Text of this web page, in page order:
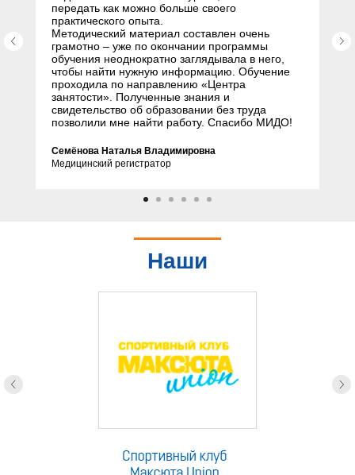
передать как можно больше своего
практического опыта.
Методический материал составлен очень
грамотно – уже по окончании программы
обучения неоднократно заглядывала в него,
чтобы найти нужную информацию. Обучение
проходила по направлению «Центра
занятости». Полученные знания и
свидетельство об образовании без труда
позволили мне найти работу. Спасибо МИДО!
Семёнова Наталья Владимировна
Медицинский регистратор
Наши